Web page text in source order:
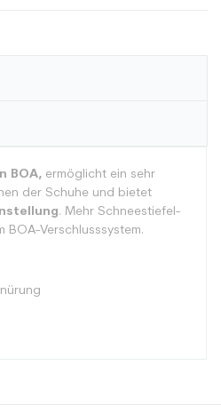
BOA, ermöglicht ein sehr
der Schuhe und bietet
. Mehr Schneestiefel-
BOA-Verschlusssystem.